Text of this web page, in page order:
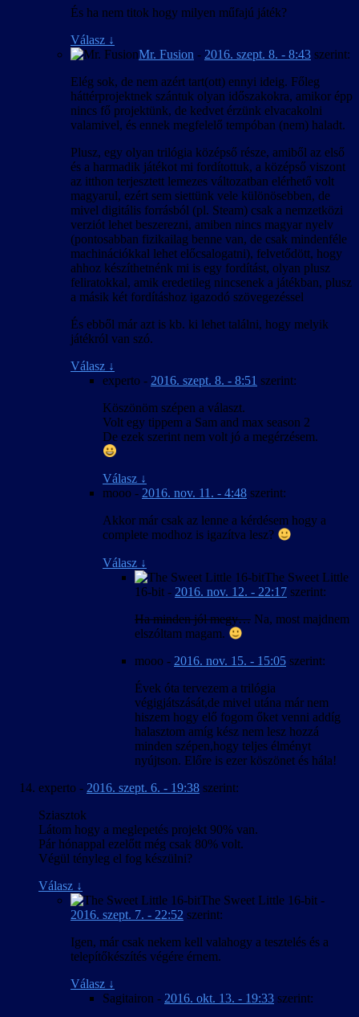
És ha nem titok hogy milyen műfajú játék?
Válasz ↓
Mr. Fusion - 2016. szept. 8. - 8:43 szerint:
Elég sok, de nem azért tart(ott) ennyi ideig. Főleg
háttérprojektnek szántuk olyan időszakokra, amikor épp
nincs fő projektünk, de kedvet érzünk elvacakolni
valamivel, és ennek megfelelő tempóban (nem) haladt.
Plusz, egy olyan trilógia középső része, amiből az első
és a harmadik játékot mi fordítottuk, a középső viszont
az itthon terjesztett lemezes változatban elérhető volt
magyarul, ezért sem siettünk vele különösebben, de
mivel digitális forrásból (pl. Steam) csak a nemzetközi
verziót lehet beszerezni, amiben nincs magyar nyelv
(pontosabban fizikailag benne van, de csak mindenféle
machinációkkal lehet előcsalogatni), felvetődött, hogy
ahhoz készíthetnénk mi is egy fordítást, olyan plusz
feliratokkal, amik eredetileg nincsenek a játékban, plusz
a másik két fordításhoz igazodó szövegezéssel
És ebből már azt is kb. ki lehet találni, hogy melyik
játékról van szó.
Válasz ↓
experto - 2016. szept. 8. - 8:51 szerint:
Köszönöm szépen a választ.
Volt egy tippem a Sam and max season 2
De ezek szerint nem volt jó a megérzésem.
Válasz ↓
mooo - 2016. nov. 11. - 4:48 szerint:
Akkor már csak az lenne a kérdésem hogy a
complete modhoz is igazítva lesz?
Válasz ↓
The Sweet Little
16-bit - 2016. nov. 12. - 22:17 szerint:
Ha minden jól megy… Na, most majdnem
elszóltam magam.
mooo - 2016. nov. 15. - 15:05 szerint:
Évek óta tervezem a trilógia
végigjátszását,de mivel utána már nem
hiszem hogy elő fogom őket venni addíg
halasztom amíg kész nem lesz hozzá
minden szépen,hogy teljes élményt
nyújtson. Előre is ezer köszönet és hála!
experto - 2016. szept. 6. - 19:38 szerint:
Sziasztok
Látom hogy a meglepetés projekt 90% van.
Pár hónappal ezelőtt még csak 80% volt.
Végül tényleg el fog készülni?
Válasz ↓
The Sweet Little 16-bit -
2016. szept. 7. - 22:52 szerint:
Igen, már csak nekem kell valahogy a tesztelés és a
telepítőkészítés végére érnem.
Válasz ↓
Sagitairon - 2016. okt. 13. - 19:33 szerint: